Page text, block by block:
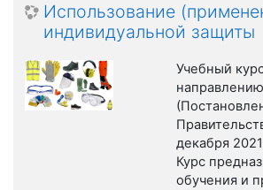
Использование
индивидуальной защиты
Учебный
декабря
Курс
обучения и